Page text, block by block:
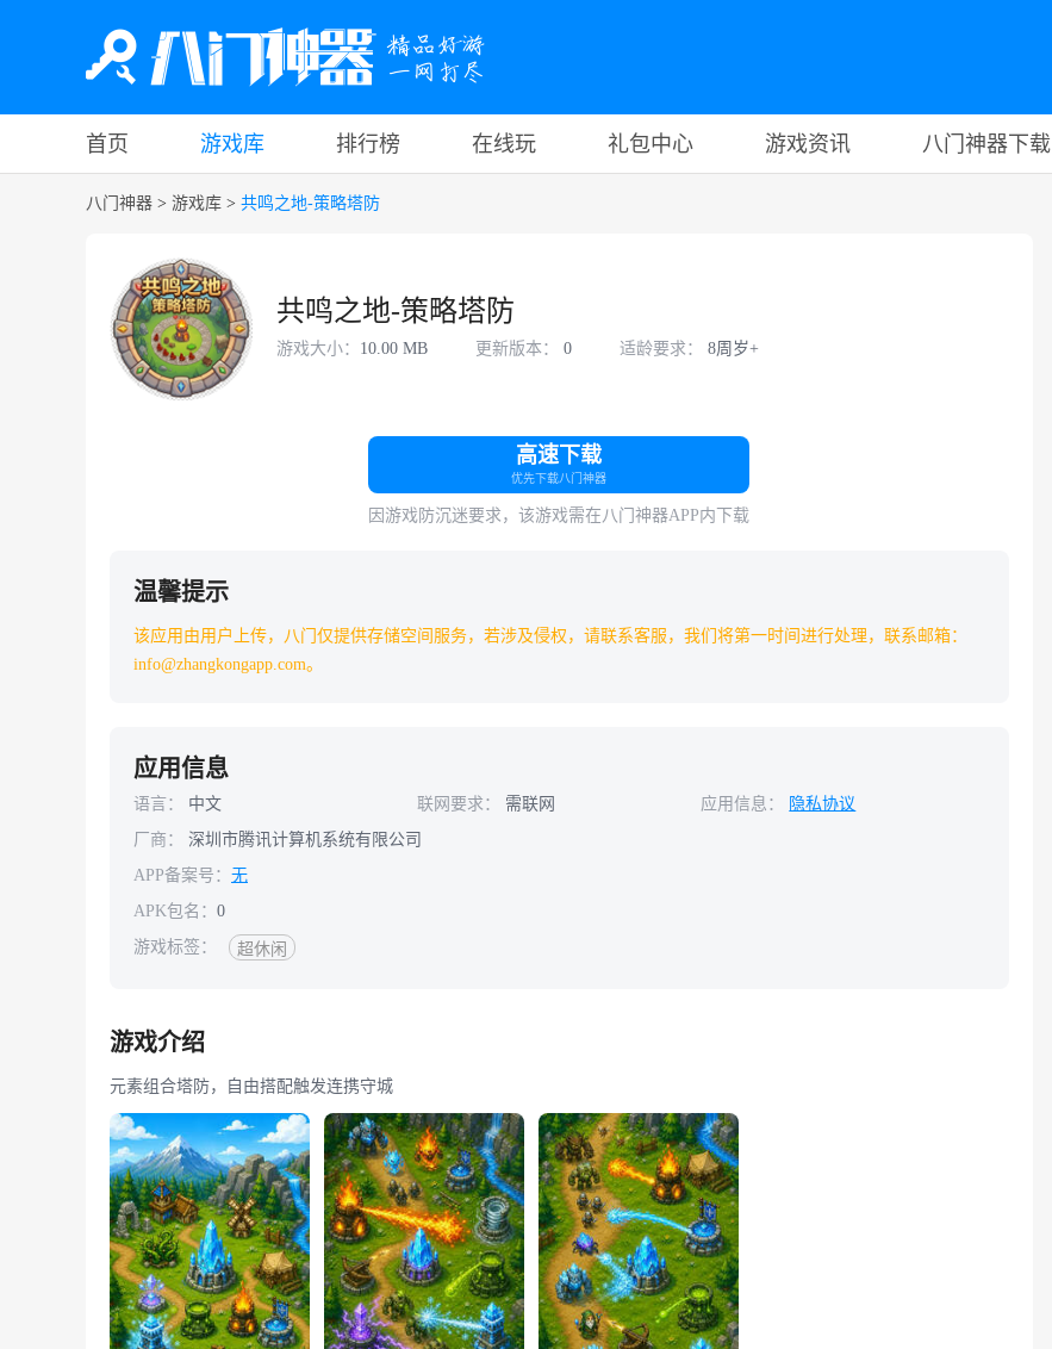
首页 游戏库 排行榜 在线玩 礼包中心 游戏资讯 八门神器下载
八门神器 > 游戏库 > 共鸣之地-策略塔防
共鸣之地-策略塔防
游戏大小： 10.00 MB 更新版本： 0 适龄要求： 8周岁+
高速下载
优先下载八门神器
因游戏防沉迷要求，该游戏需在八门神器APP内下载
温馨提示
该应用由用户上传，八门仅提供存储空间服务，若涉及侵权，请联系客服，我们将第一时间进行处理，联系邮箱：
info@zhangkongapp.com。
应用信息
语言： 中文 联网要求： 需联网 应用信息：
隐私协议
厂商：
深圳市腾讯计算机系统有限公司
APP备案号： 无
APK包名： 0
游戏标签：
超休闲
游戏介绍
元素组合塔防，自由搭配触发连携守城